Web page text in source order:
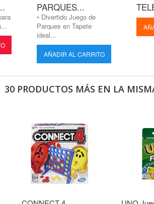
PARQUES...
• Divertido Juego de
Parques en Tapete
ideal...
AÑADIR AL CARRITO
30 PRODUCTOS MÁS EN LA